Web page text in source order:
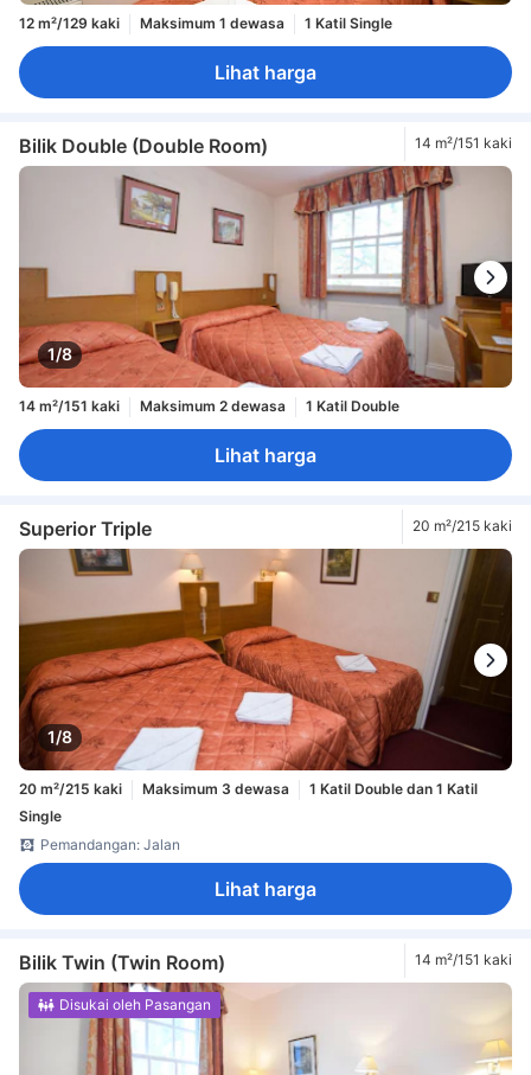
12 m²/129 kaki Maksimum 1 dewasa 1 Katil Single
Lihat harga
Bilik Double (Double Room) 14 m²/151 kaki
1/8
14 m²/151 kaki Maksimum 2 dewasa 1 Katil Double
Lihat harga
Superior Triple 20 m²/215 kaki
1/8
20 m²/215 kaki Maksimum 3 dewasa
1 Katil Double dan 1 Katil
Single
Pemandangan: Jalan
Lihat harga
Bilik Twin (Twin Room) 14 m²/151 kaki
Disukai oleh Pasangan